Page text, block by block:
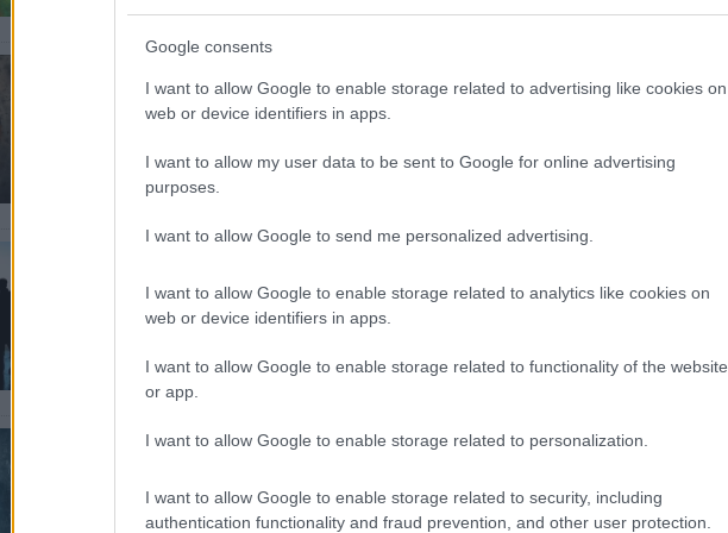
Google consents
I want to allow Google to enable storage related to advertising like cookies on
web or device identifiers in apps.
I want to allow my user data to be sent to Google for online advertising
purposes.
I want to allow Google to send me personalized advertising.
I want to allow Google to enable storage related to analytics like cookies on
web or device identifiers in apps.
I want to allow Google to enable storage related to functionality of the website
or app.
I want to allow Google to enable storage related to personalization.
I want to allow Google to enable storage related to security, including
authentication functionality and fraud prevention, and other user protection.
trailere
A sztárgárdával készült adaptáció igyekszik elkapni a játékok
hangulatát.
képeit és első kedvcsinálóját
| 2024.02.20 17:13
Eddig csak a főbb szereplők sziluettjét láthattuk, most már meg is
mutatták magukat.
65 - Kritika
Lebutított történelemhamisítás a kréta korszakból.